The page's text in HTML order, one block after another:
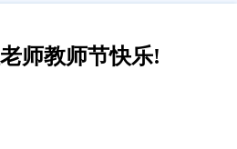
师教师节快乐!